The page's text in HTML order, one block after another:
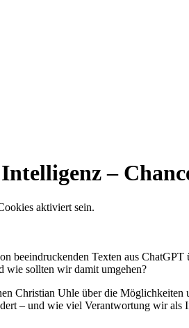
–
aktiviert sein.
beeindruckenden Texten aus
wie sollten wir damit umgehen?
Christian Uhle über die
– und wie viel Verantwortung wir als